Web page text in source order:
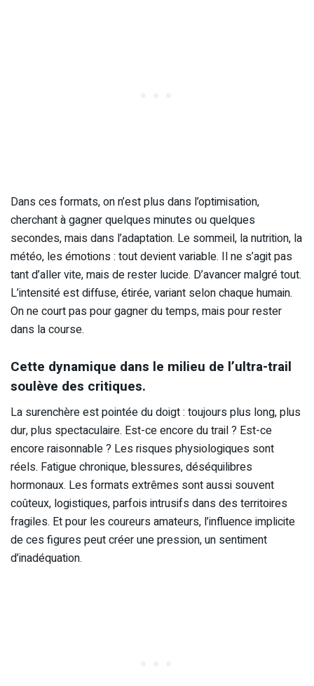
Dans ces formats, on n’est plus dans l’optimisation,
cherchant à gagner quelques minutes ou quelques
secondes, mais dans l’adaptation. Le sommeil, la nutrition, la
météo, les émotions : tout devient variable. Il ne s’agit pas
tant d’aller vite, mais de rester lucide. D’avancer malgré tout.
L’intensité est diffuse, étirée, variant selon chaque humain.
On ne court pas pour gagner du temps, mais pour rester
dans la course.
Cette dynamique dans le milieu de l’ultra-trail
soulève des critiques.
La surenchère est pointée du doigt : toujours plus long, plus
dur, plus spectaculaire. Est-ce encore du trail ? Est-ce
encore raisonnable ? Les risques physiologiques sont
réels. Fatigue chronique, blessures, déséquilibres
hormonaux. Les formats extrêmes sont aussi souvent
coûteux, logistiques, parfois intrusifs dans des territoires
fragiles. Et pour les coureurs amateurs, l’influence implicite
de ces figures peut créer une pression, un sentiment
d’inadéquation.